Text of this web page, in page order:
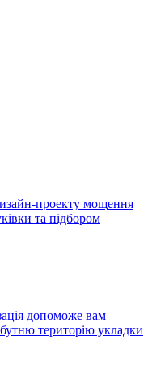
проекту мощення
та підбором
допоможе вам
територію укладки